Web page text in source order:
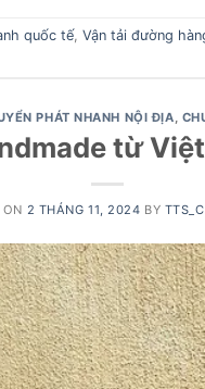
quốc tế, Vận tải đường
PHÁT NHANH NỘI ĐỊA
từ
ON 2 THÁNG 11, 2024 BY